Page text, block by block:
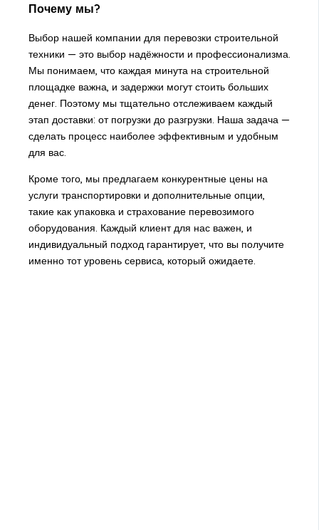
Почему мы?
Выбор нашей компании для перевозки строительной
техники — это выбор надёжности и профессионализма.
Мы понимаем, что каждая минута на строительной
площадке важна, и задержки могут стоить больших
денег. Поэтому мы тщательно отслеживаем каждый
этап доставки: от погрузки до разгрузки. Наша задача —
сделать процесс наиболее эффективным и удобным
для вас.
Кроме того, мы предлагаем конкурентные цены на
услуги транспортировки и дополнительные опции,
такие как упаковка и страхование перевозимого
оборудования. Каждый клиент для нас важен, и
индивидуальный подход гарантирует, что вы получите
именно тот уровень сервиса, который ожидаете.